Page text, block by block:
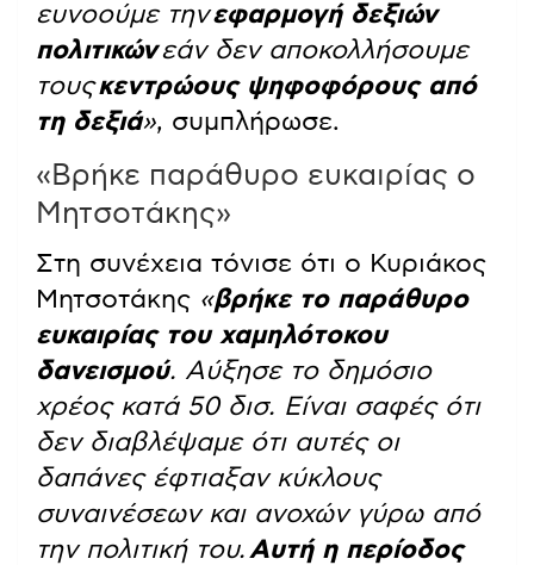
ευνοούμε τηνεφαρμογή δεξιών
πολιτικώνεάν δεν αποκολλήσουμε
τουςκεντρώους ψηφοφόρους από
τη δεξιά», συμπλήρωσε.
«Βρήκε παράθυρο ευκαιρίας ο
Μητσοτάκης»
Στη συνέχεια τόνισε ότι ο Κυριάκος
Μητσοτάκης «βρήκε το παράθυρο
ευκαιρίας του χαμηλότοκου
δανεισμού. Αύξησε το δημόσιο
χρέος κατά 50 δισ. Είναι σαφές ότι
δεν διαβλέψαμε ότι αυτές οι
δαπάνες έφτιαξαν κύκλους
συναινέσεων και ανοχών γύρω από
την πολιτική του. Αυτή η περίοδος